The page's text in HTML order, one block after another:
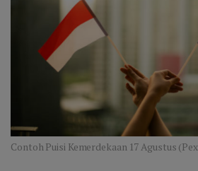
Contoh Puisi Kemerdekaan 17 Agustus